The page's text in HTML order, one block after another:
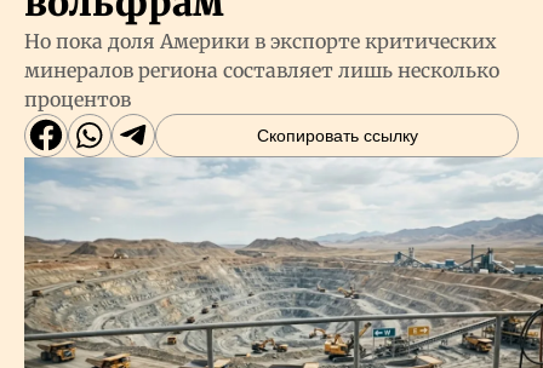
Но пока доля Америки в экспорте критических
минералов региона составляет лишь несколько
процентов
Скопировать ссылку